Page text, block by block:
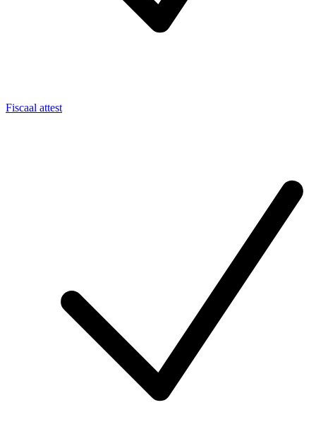
Fiscaal attest